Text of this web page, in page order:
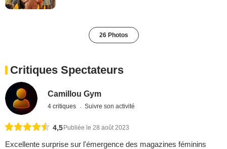
26 Photos
Critiques Spectateurs
Camillou Gym
4 critiques Suivre son activité
4,5Publiée le 28 août 2023
Excellente surprise sur l'émergence des magazines féminins